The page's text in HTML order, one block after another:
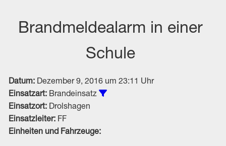
Brandmeldealarm in einer
Schule
Datum: Dezember 9, 2016 um 23:11 Uhr
Einsatzart: Brandeinsatz
Einsatzort: Drolshagen
Einsatzleiter: FF
Einheiten und Fahrzeuge: